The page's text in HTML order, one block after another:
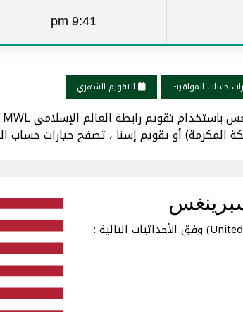
9:41 pm
التقويم الشهري
المكرمة) أو تقويم إسنا ، تصفح خيارات حساب